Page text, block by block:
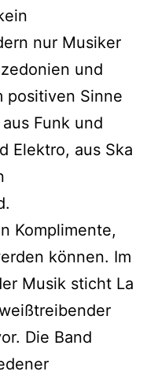
nur Musiker
und
positiven Sinne
Funk und
Elektro, aus Ska
Komplimente,
können. Im
Musik sticht La
Die Band